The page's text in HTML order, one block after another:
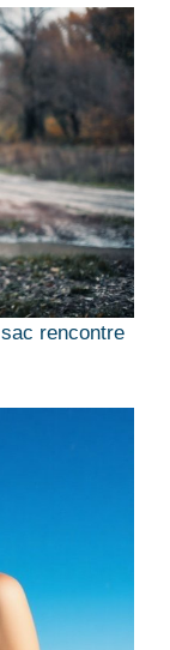
rencontre